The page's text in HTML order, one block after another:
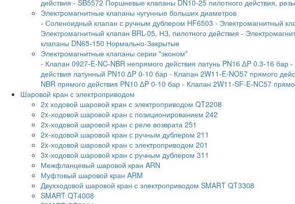
действия - SB5572 Поршневые клапаны DN10-25 пилотного действия,
Электромагнитные клапаны чугунные больших диаметров
- Соленоидный клапан с ручным дублером HF6503 - Электромагнитный
Электромагнитный клапан BRL-05, НЗ, пилотного действия -
клапаны DN65-150 Нормально-Закрытые
Электромагнитные клапаны серии "эконом"
- Клапан 0927-E-NC-NBR непрямого действия латунь PN16 ∆P 0.3-16 бар -
действия латунный PN10 ∆P 0-10 бар - Клапан 2W11-E-NO57 прямого
NBR прямого действия PN10 ∆P 0-10 бар - Клапан 2W11-SF-E-NC57
Шаровой кран с электроприводом
2x ходовой шаровой кран с электроприводом QT2208
2x-ходовой шаровой кран с позиционированием 242
2x-ходовой шаровой кран с реле возврата 251
2x-ходовой шаровой кран с ручным дублером 211
2x-ходовой шаровой кран с электроприводом 201
3x-ходовой шаровой кран с ручным дублером 311
Межфланцевый шаровой кран ARN
Муфтовый шаровой кран ARM
Двухходовой шаровой кран с электроприводом SMART QT3308
SMART QT4008